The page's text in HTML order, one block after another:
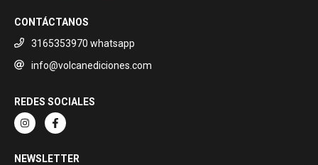
CONTÁCTANOS
3165353970 whatsapp
info@volcanediciones.com
REDES SOCIALES
NEWSLETTER